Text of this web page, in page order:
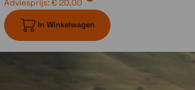
Adviesprijs:€ 20,00
In Winkelwagen